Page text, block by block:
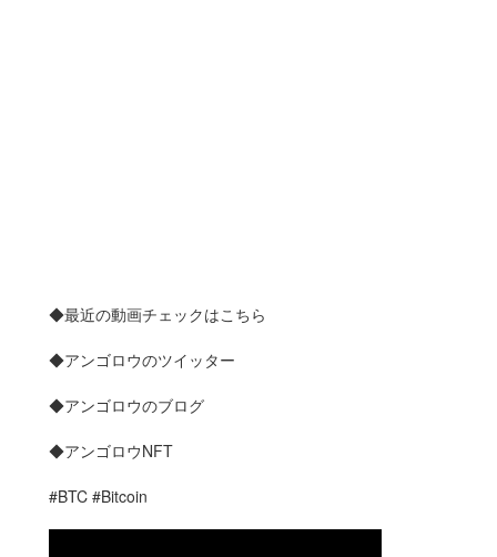
◆最近の動画チェックはこちら
◆アンゴロウのツイッター
◆アンゴロウのブログ
◆アンゴロウNFT
#BTC #Bitcoin